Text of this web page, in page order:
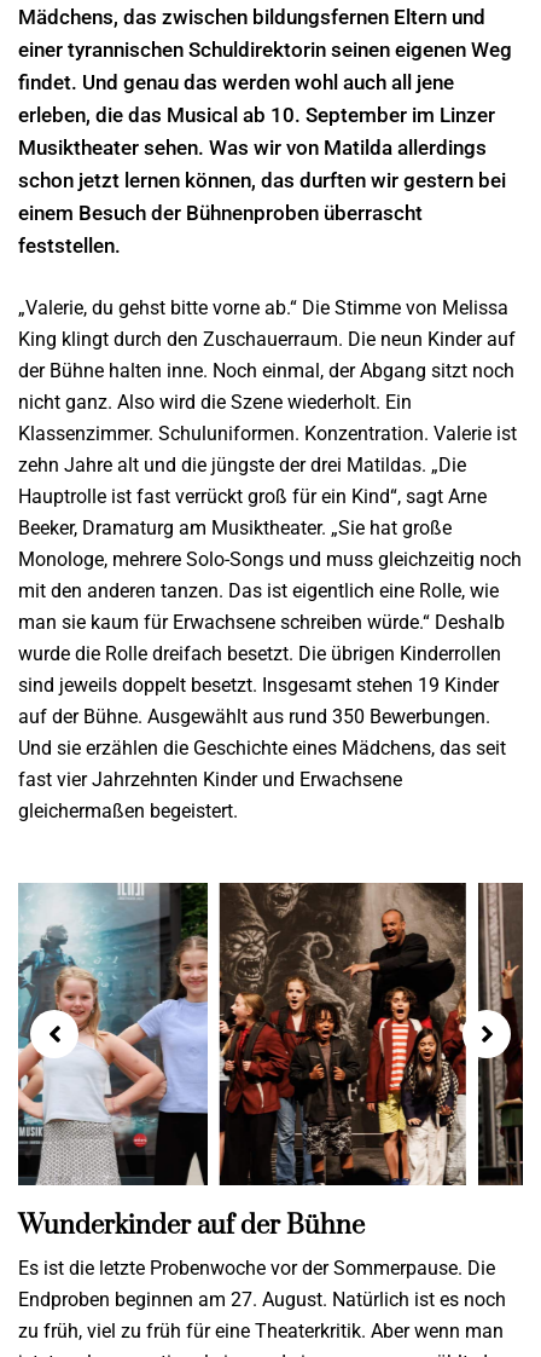
Mädchens, das zwischen bildungsfernen Eltern und
einer tyrannischen Schuldirektorin seinen eigenen Weg
findet. Und genau das werden wohl auch all jene
erleben, die das Musical ab 10. September im Linzer
Musiktheater sehen. Was wir von Matilda allerdings
schon jetzt lernen können, das durften wir gestern bei
einem Besuch der Bühnenproben überrascht
feststellen.
„Valerie, du gehst bitte vorne ab.“ Die Stimme von Melissa
King klingt durch den Zuschauerraum. Die neun Kinder auf
der Bühne halten inne. Noch einmal, der Abgang sitzt noch
nicht ganz. Also wird die Szene wiederholt. Ein
Klassenzimmer. Schuluniformen. Konzentration. Valerie ist
zehn Jahre alt und die jüngste der drei Matildas. „Die
Hauptrolle ist fast verrückt groß für ein Kind“, sagt Arne
Beeker, Dramaturg am Musiktheater. „Sie hat große
Monologe, mehrere Solo-Songs und muss gleichzeitig noch
mit den anderen tanzen. Das ist eigentlich eine Rolle, wie
man sie kaum für Erwachsene schreiben würde.“ Deshalb
wurde die Rolle dreifach besetzt. Die übrigen Kinderrollen
sind jeweils doppelt besetzt. Insgesamt stehen 19 Kinder
auf der Bühne. Ausgewählt aus rund 350 Bewerbungen.
Und sie erzählen die Geschichte eines Mädchens, das seit
fast vier Jahrzehnten Kinder und Erwachsene
gleichermaßen begeistert.
Wunderkinder auf der Bühne
Es ist die letzte Probenwoche vor der Sommerpause. Die
Endproben beginnen am 27. August. Natürlich ist es noch
zu früh, viel zu früh für eine Theaterkritik. Aber wenn man